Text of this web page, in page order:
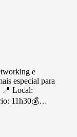
e
especial para
📍 Local:
11h30💰…